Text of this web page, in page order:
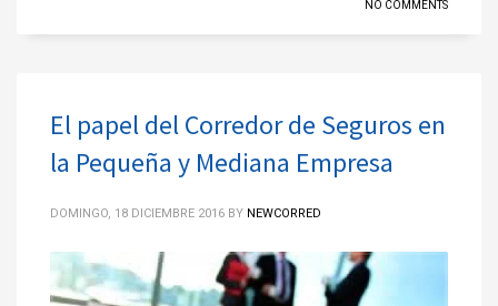
NO COMMENTS
El papel del Corredor de Seguros en
la Pequeña y Mediana Empresa
DOMINGO, 18 DICIEMBRE 2016 BY NEWCORRED